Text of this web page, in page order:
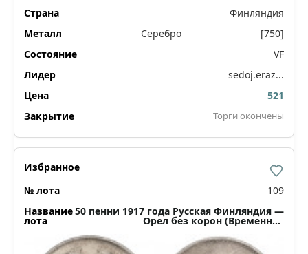
Финляндия
Серебро
[750]
VF
sedoj.eraz...
521
Торги окончены
109
50 пенни 1917 года Русская Финляндия —
Орел без корон (Временное